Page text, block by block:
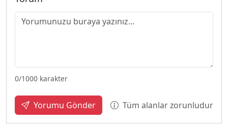
0/1000 karakter
Yorumu Gönder Tüm alanlar zorunludur